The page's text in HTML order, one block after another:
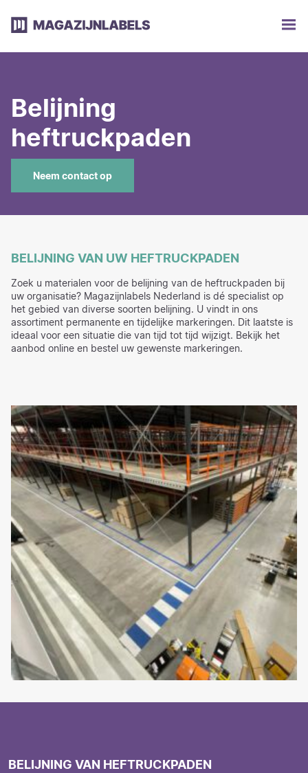
Belijning
heftruckpaden
Neem contact op
BELIJNING VAN UW HEFTRUCKPADEN
Zoek u materialen voor de belijning van de heftruckpaden bij
uw organisatie? Magazijnlabels Nederland is dé specialist op
het gebied van diverse soorten belijning. U vindt in ons
assortiment permanente en tijdelijke markeringen. Dit laatste is
ideaal voor een situatie die van tijd tot tijd wijzigt. Bekijk het
aanbod online en bestel uw gewenste markeringen.
BELIJNING VAN HEFTRUCKPADEN